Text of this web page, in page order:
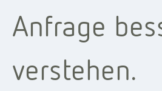
Anfrage
verstehen.